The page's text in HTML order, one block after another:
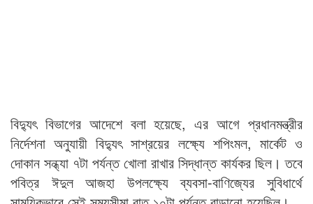
বিদ্যুৎ বিভাগের আদেশে বলা হয়েছে, এর আগে প্রধানমন্ত্রীর
নির্দেশনা অনুযায়ী বিদ্যুৎ সাশ্রয়ের লক্ষ্যে শপিংমল, মার্কেট ও
দোকান সন্ধ্যা ৭টা পর্যন্ত খোলা রাখার সিদ্ধান্ত কার্যকর ছিল। তবে
পবিত্র ঈদুল আজহা উপলক্ষ্যে ব্যবসা-বাণিজ্যের সুবিধার্থে